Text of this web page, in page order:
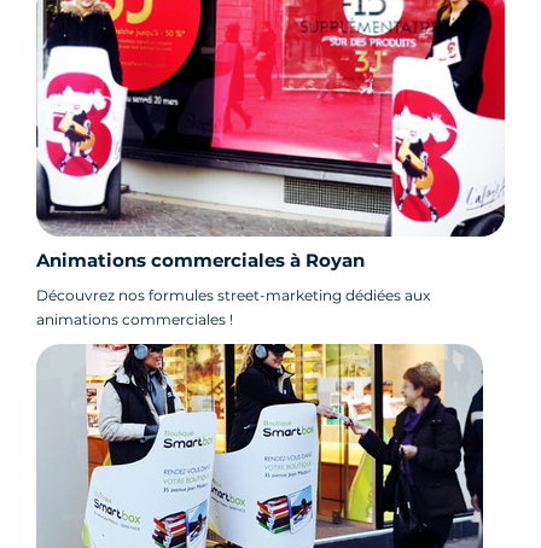
Animations commerciales à Royan
Découvrez nos formules street-marketing dédiées aux
animations commerciales !